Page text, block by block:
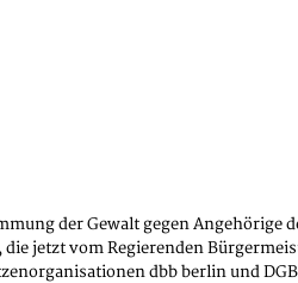
der Gewalt gegen Angehörige
jetzt vom Regierenden
dbb berlin und